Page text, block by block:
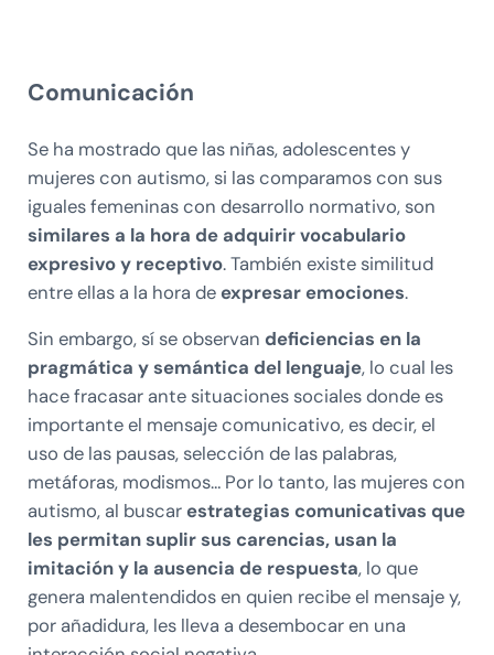
Comunicación
Se ha mostrado que las niñas, adolescentes y
mujeres con autismo, si las comparamos con sus
iguales femeninas con desarrollo normativo, son
similares a la hora de adquirir vocabulario
expresivo y receptivo. También existe similitud
entre ellas a la hora de expresar emociones.
Sin embargo, sí se observan deficiencias en la
pragmática y semántica del lenguaje, lo cual les
hace fracasar ante situaciones sociales donde es
importante el mensaje comunicativo, es decir, el
uso de las pausas, selección de las palabras,
metáforas, modismos… Por lo tanto, las mujeres con
autismo, al buscar estrategias comunicativas que
les permitan suplir sus carencias, usan la
imitación y la ausencia de respuesta, lo que
genera malentendidos en quien recibe el mensaje y,
por añadidura, les lleva a desembocar en una